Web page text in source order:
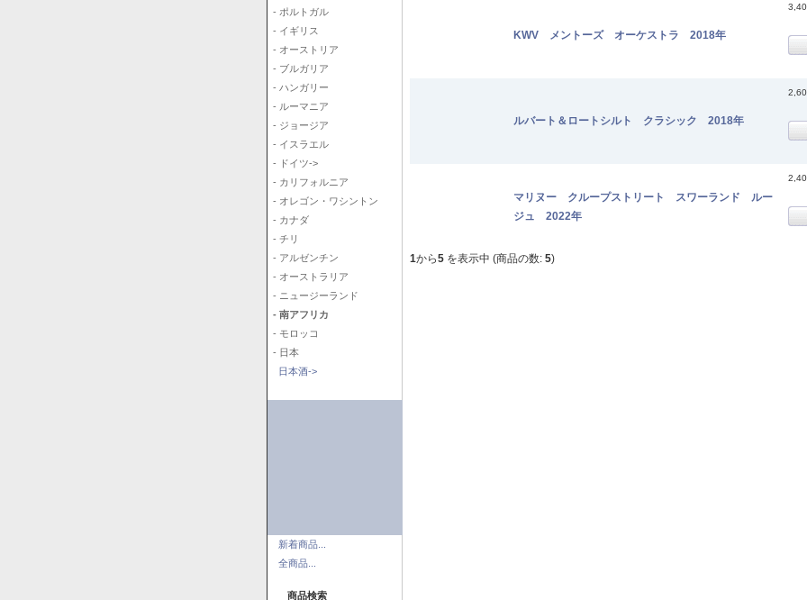
- ポルトガル
- イギリス
- オーストリア
- ブルガリア
- ハンガリー
- ルーマニア
- ジョージア
- イスラエル
- ドイツ->
- カリフォルニア
- オレゴン・ワシントン
- カナダ
- チリ
- アルゼンチン
- オーストラリア
- ニュージーランド
- 南アフリカ
- モロッコ
- 日本
日本酒->
新着商品...
全商品...
商品検索
KWV メントーズ オーケストラ 2018年
ルバート＆ロートシルト クラシック 2018年
マリヌー クループストリート スワーランド ルー
ジュ 2022年
1から5 を表示中 (商品の数: 5)